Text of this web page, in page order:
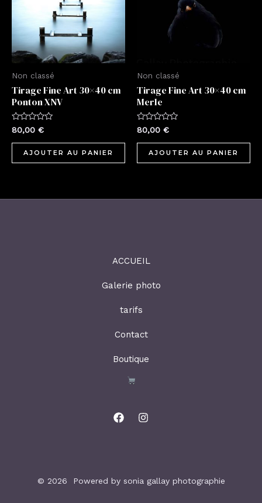
Non classé
Tirage Fine Art 30×40 cm
Ponton XNV
Note
sur
80,00 €
AJOUTER AU PANIER
Non classé
Tirage Fine Art 30×40 cm
Merle
Note
sur
80,00 €
AJOUTER AU PANIER
ACCUEIL
Galerie photo
tarifs
Contact
Boutique
© 2026 Powered by sonia gallay photographie